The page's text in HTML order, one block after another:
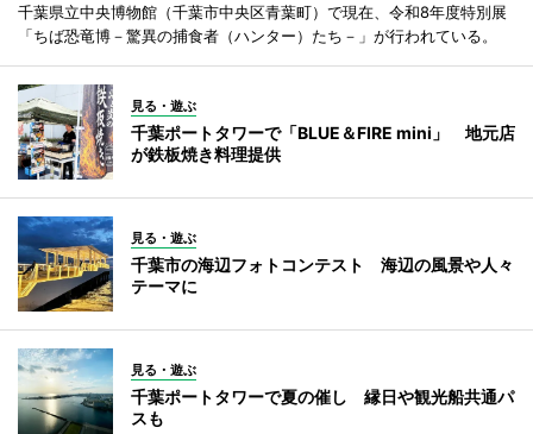
千葉県立中央博物館（千葉市中央区青葉町）で現在、令和8年度特別展
「ちば恐竜博－驚異の捕食者（ハンター）たち－」が行われている。
見る・遊ぶ
千葉ポートタワーで「BLUE＆FIRE mini」 地元店
が鉄板焼き料理提供
見る・遊ぶ
千葉市の海辺フォトコンテスト 海辺の風景や人々
テーマに
見る・遊ぶ
千葉ポートタワーで夏の催し 縁日や観光船共通パ
スも